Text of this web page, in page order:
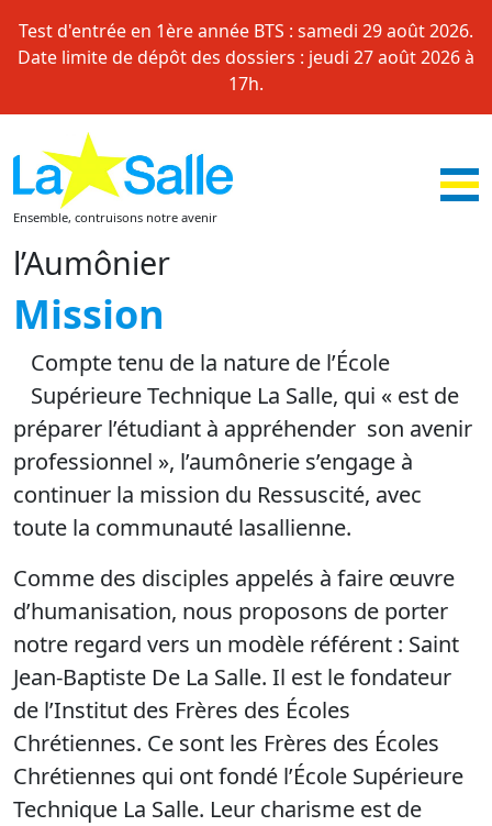
content
Test d'entrée en 1ère année BTS : samedi 29 août 2026.
Date limite de dépôt des dossiers : jeudi 27 août 2026 à
17h.
Ensemble, contruisons notre avenir
l’Aumônier
Mission
Compte tenu de la nature de l’École
Supérieure Technique La Salle, qui « est de
préparer l’étudiant à appréhender son avenir
professionnel », l’aumônerie s’engage à
continuer la mission du Ressuscité, avec
toute la communauté lasallienne.
Comme des disciples appelés à faire œuvre
d’humanisation, nous proposons de porter
notre regard vers un modèle référent : Saint
Jean-Baptiste De La Salle. Il est le fondateur
de l’Institut des Frères des Écoles
Chrétiennes. Ce sont les Frères des Écoles
Chrétiennes qui ont fondé l’École Supérieure
Technique La Salle. Leur charisme est de